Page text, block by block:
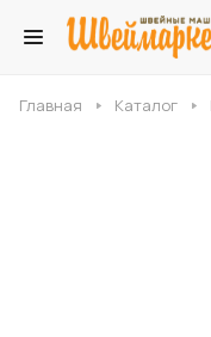
Главная Каталог